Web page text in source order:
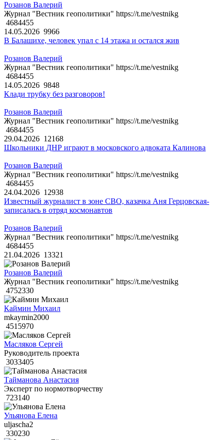
Розанов Валерий
Журнал "Вестник геополитики" https://t.me/vestnikg
4684455
14.05.2026 9966
В Балашихе, человек упал с 14 этажа и остался жив
Розанов Валерий
Журнал "Вестник геополитики" https://t.me/vestnikg
4684455
14.05.2026 9848
Клади трубку без разговоров!
Розанов Валерий
Журнал "Вестник геополитики" https://t.me/vestnikg
4684455
29.04.2026 12168
Школьники ДНР играют в московского адвоката Калинова
Розанов Валерий
Журнал "Вестник геополитики" https://t.me/vestnikg
4684455
24.04.2026 12938
Известный журналист в зоне СВО, казачка Аня Герцовская-
записалась в отряд космонавтов
Розанов Валерий
Журнал "Вестник геополитики" https://t.me/vestnikg
4684455
21.04.2026 13321
Розанов Валерий
Журнал "Вестник геополитики" https://t.me/vestnikg
4752330
Каймин Михаил
mkaymin2000
4515970
Масляков Сергей
Руководитель проекта
3033405
Тайманова Анастасия
Эксперт по нормотворчеству
723140
Ульянова Елена
uljascha2
330230